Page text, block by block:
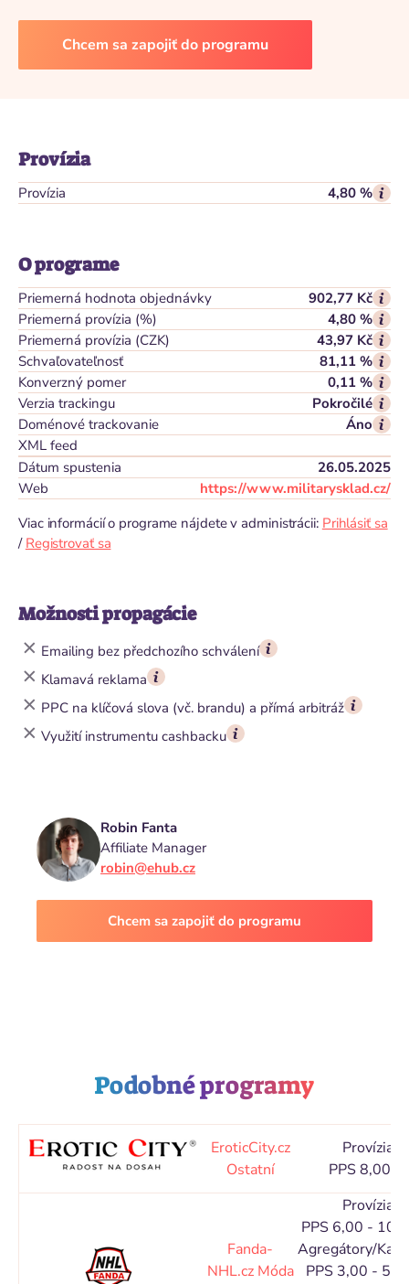
Chcem sa zapojiť do programu
Provízia
Provízia 4,80 %
O programe
Priemerná hodnota objednávky
902,77 Kč
Priemerná provízia (%)
4,80 %
Priemerná provízia (CZK)
43,97 Kč
Schvaľovateľnosť
81,11 %
Konverzný pomer
0,11 %
Verzia trackingu
Pokročilé
Doménové trackovanie
Áno
XML feed
Dátum spustenia
26.05.2025
Web
https://www.militarysklad.cz/
Viac informácií o programe nájdete v administrácii: Prihlásiť sa
/ Registrovať sa
Možnosti propagácie
Emailing bez předchozího schválení
Klamavá reklama
PPC na klíčová slova (vč. brandu) a přímá arbitráž
Využití instrumentu cashbacku
Robin Fanta
Affiliate Manager
robin@ehub.cz
Chcem sa zapojiť do programu
Podobné programy
EroticCity.cz
Ostatní
Provízia
PPS 8,00 %
Fanda-
NHL.cz Móda
Provízia
PPS 6,00 -
Agregátory/
PPS 3,00 -